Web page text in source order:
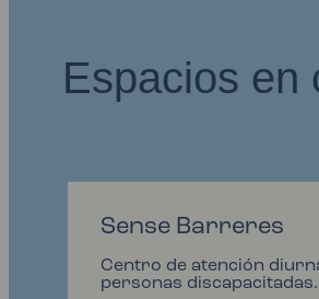
Espacios en
Sense Barreres
Centro de atención
personas discapacitadas.